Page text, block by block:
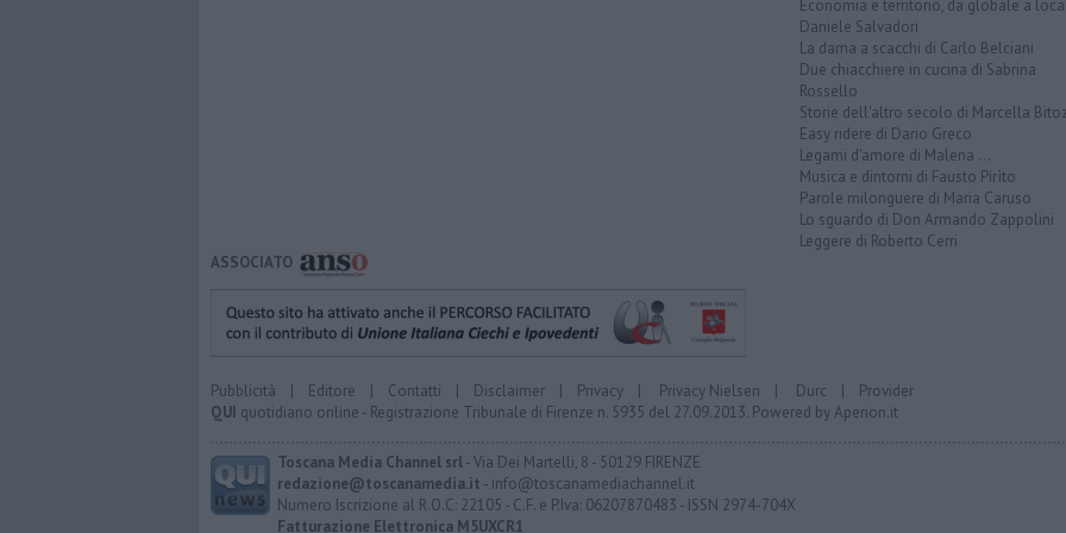
Economia e territorio, da globale a
Daniele Salvadori
La dama a scacchi di Carlo Belciani
Due chiacchiere in cucina di Sabrina
Rossello
Storie dell'altro secolo di Marcella
Easy ridere di Dario Greco
Legami d'amore di Malena ...
Musica e dintorni di Fausto Pirìto
Parole milonguere di Maria Caruso
Lo sguardo di Don Armando Zappolini
Leggere di Roberto Cerri
ASSOCIATO
Pubblicità | Editore | Contatti | Disclaimer | Privacy | Privacy Nielsen | Durc | Provider
QUI quotidiano online - Registrazione Tribunale di Firenze n. 5935 del 27.09.2013. Powered byAperion.it
Toscana Media Channel srl- Via Dei Martelli, 8 - 50129 FIRENZE
redazione@toscanamedia.it - info@toscanamediachannel.it
Numero Iscrizione al R.O.C: 22105 - C.F. e P.Iva: 06207870483 - ISSN 2974-704X
Fatturazione Elettronica M5UXCR1